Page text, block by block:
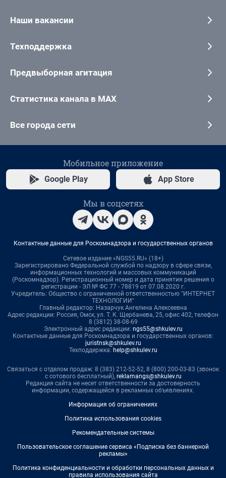
Наши вакансии
Техподдержка
Предвыборная агитация
Статистика канала в MAX
Все города сети
Мобильное приложение
Google Play App Store
Мы в соцсетях
Контактные данные для Роскомнадзора и государственных органов
Сетевое издание «NGS55.RU» (18+)
Зарегистрировано Федеральной службой по надзору в сфере связи,
информационных технологий и массовых коммуникаций
(Роскомнадзор). Регистрационный номер и дата принятия решения о
регистрации - ЭЛ № ФС 77 - 78819 от 07.08.2020 г.
Учредитель: Общество с ограниченной ответственностью "ИНТЕРНЕТ
ТЕХНОЛОГИИ"
Главный редактор: Назарчук Ангелина Алексеевна
Адрес редакции: Россия, Омск, ул. Т. К. Щербанева, 25, офис 402, телефон
8 (3812) 38-08-69
Электронный адрес редакции: ngs55@shkulev.ru
Контактные данные для Роскомнадзора и государственных органов:
juristnsk@shkulev.ru
Техподдержка: help@shkulev.ru
Связаться с отделом продаж: 8 (383) 212-52-52, 8 (800) 200-03-83 (звонок
с сотового бесплатный), reklamangs@shkulev.ru
Редакция сайта не несет ответственности за достоверность
информации, содержащейся в рекламных объявлениях.
Информация об ограничениях
Политика использования cookies
Рекомендательные системы
Пользовательское соглашение сервиса «Подписка без баннерной
рекламы»
Политика конфиденциальности и обработки персональных данных и
правила использования сайта